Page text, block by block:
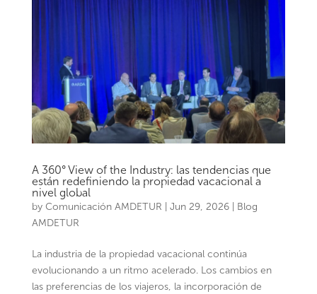
A 360° View of the Industry: las tendencias que
están redefiniendo la propiedad vacacional a
nivel global
by Comunicación AMDETUR Jun 29, 2026| Blog
AMDETUR
La industria de la propiedad vacacional continúa
evolucionando a un ritmo acelerado. Los cambios en
las preferencias de los viajeros, la incorporación de